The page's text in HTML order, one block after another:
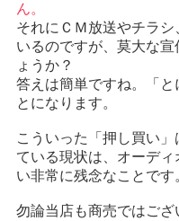
ん。
それにＣＭ放送やチラ
いるのですが、莫大な
ょうか？
答えは簡単ですね。「と
とになります。
こういった「押し買い
ている現状は、オーデ
い非常に残念なことです
勿論当店も商売ではご